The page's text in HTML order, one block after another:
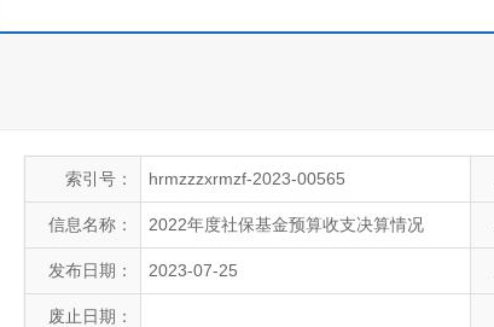
索引号： hrmzzzxrmzf-2023-00565
信息名称： 2022年度社保基金预算收支决算情况
发布日期： 2023-07-25
废止日期：